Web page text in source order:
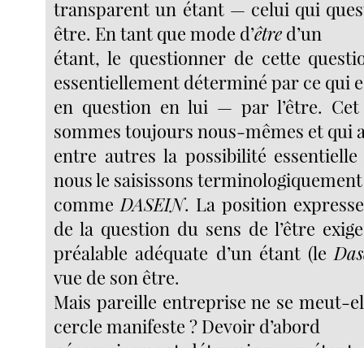
transparent un étant — celui qui
être. En tant que mode d’être d’un
étant, le questionner de cette
essentiellement déterminé par ce qui
en question en lui — par l’être.
sommes toujours nous-mêmes et qui
entre autres la possibilité
nous le saisissons terminologiquement
comme DASEIN. La position
de la question du sens de l’être
préalable adéquate d’un étant (le
vue de son être.
Mais pareille entreprise ne se meut-
cercle manifeste ? Devoir d’abord